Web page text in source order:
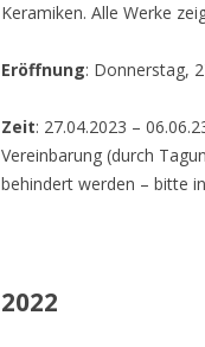
Keramiken. Alle Werke
Eröffnung: Donnerstag,
Zeit: 27.04.2023 –
Vereinbarung (durch
behindert werden – bitte
2022